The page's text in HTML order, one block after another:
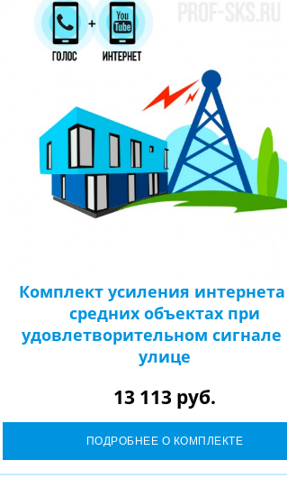
Комплект усиления
средних объектах при
удовлетворительном сигнале
улице
13 113 руб.
ПОДРОБНЕЕ О КОМПЛЕКТЕ